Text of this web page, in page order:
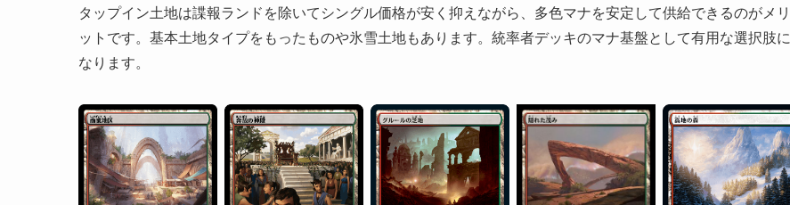
タップイン土地は諜報ランドを除いてシングル価格が安く抑えながら、多色マナを安定して供給できるのがメリ
ットです。基本土地タイプをもったものや氷雪土地もあります。統率者デッキのマナ基盤として有用な選択肢に
なります。